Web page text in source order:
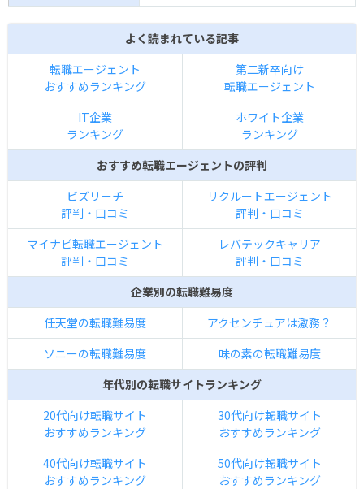
よく読まれている記事
転職エージェント
おすすめランキング
第二新卒向け
転職エージェント
IT企業
ランキング
ホワイト企業
ランキング
おすすめ転職エージェントの評判
ビズリーチ
評判・口コミ
リクルートエージェント
評判・口コミ
マイナビ転職エージェント
評判・口コミ
レバテックキャリア
評判・口コミ
企業別の転職難易度
任天堂の転職難易度
アクセンチュアは激務？
ソニーの転職難易度
味の素の転職難易度
年代別の転職サイトランキング
20代向け転職サイト
おすすめランキング
30代向け転職サイト
おすすめランキング
40代向け転職サイト
おすすめランキング
50代向け転職サイト
おすすめランキング